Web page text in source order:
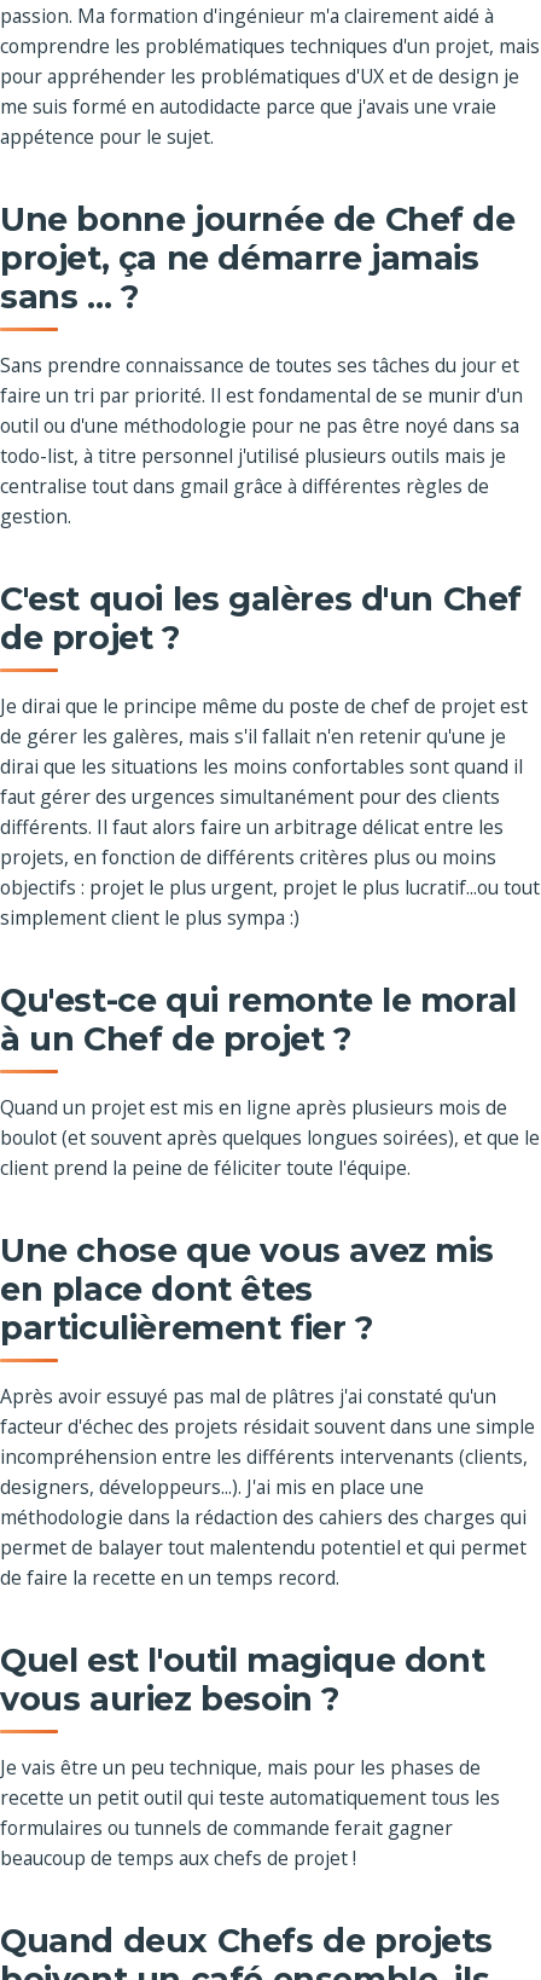
passion. Ma formation d'ingénieur m'a clairement aidé à
comprendre les problématiques techniques d'un projet, mais
pour appréhender les problématiques d'UX et de design je
me suis formé en autodidacte parce que j'avais une vraie
appétence pour le sujet.
Une bonne journée de Chef de
projet, ça ne démarre jamais
sans … ?
Sans prendre connaissance de toutes ses tâches du jour et
faire un tri par priorité. Il est fondamental de se munir d'un
outil ou d'une méthodologie pour ne pas être noyé dans sa
todo-list, à titre personnel j'utilisé plusieurs outils mais je
centralise tout dans gmail grâce à différentes règles de
gestion.
C'est quoi les galères d'un Chef
de projet ?
Je dirai que le principe même du poste de chef de projet est
de gérer les galères, mais s'il fallait n'en retenir qu'une je
dirai que les situations les moins confortables sont quand il
faut gérer des urgences simultanément pour des clients
différents. Il faut alors faire un arbitrage délicat entre les
projets, en fonction de différents critères plus ou moins
objectifs : projet le plus urgent, projet le plus lucratif...ou tout
simplement client le plus sympa :)
Qu'est-ce qui remonte le moral
à un Chef de projet ?
Quand un projet est mis en ligne après plusieurs mois de
boulot (et souvent après quelques longues soirées), et que le
client prend la peine de féliciter toute l'équipe.
Une chose que vous avez mis
en place dont êtes
particulièrement fier ?
Après avoir essuyé pas mal de plâtres j'ai constaté qu'un
facteur d'échec des projets résidait souvent dans une simple
incompréhension entre les différents intervenants (clients,
designers, développeurs...). J'ai mis en place une
méthodologie dans la rédaction des cahiers des charges qui
permet de balayer tout malentendu potentiel et qui permet
de faire la recette en un temps record.
Quel est l'outil magique dont
vous auriez besoin ?
Je vais être un peu technique, mais pour les phases de
recette un petit outil qui teste automatiquement tous les
formulaires ou tunnels de commande ferait gagner
beaucoup de temps aux chefs de projet !
Quand deux Chefs de projets